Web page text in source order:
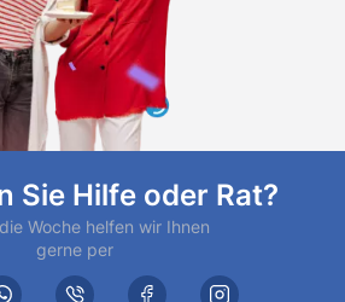
Sie Hilfe oder Rat?
Woche helfen wir Ihnen
gerne per